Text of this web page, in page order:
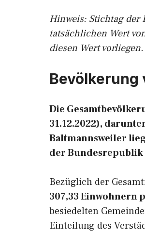
Hinweis: Stichtag der
tatsächlichen Wert
diesen Wert vorliegen.
Bevölkerung
Die
31.12.2022),
Baltmannsweiler
der Bundesrepublik
Bezüglich der
307,33 Einwohnern
besiedelten
Einteilung des